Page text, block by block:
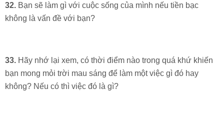
32. Bạn sẽ làm gì với cuộc sống của mình nếu tiền bạc
không là vấn đề với bạn?
33. Hãy nhớ lại xem, có thời điểm nào trong quá khứ khiến
bạn mong mỏi trời mau sáng để làm một việc gì đó hay
không? Nếu có thì việc đó là gì?